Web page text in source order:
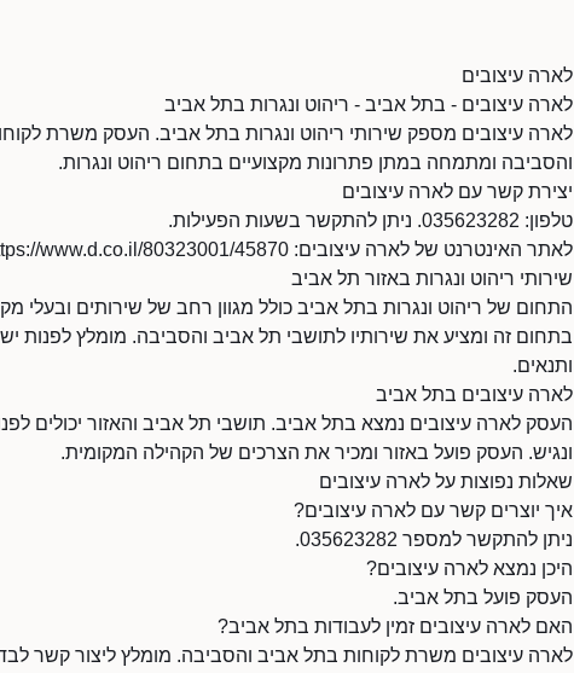
לארה עיצובים
לארה עיצובים - בתל אביב - ריהוט ונגרות בתל אביב
לארה עיצובים מספק שירותי ריהוט ונגרות בתל אביב. העסק משרת
והסביבה ומתמחה במתן פתרונות מקצועיים בתחום ריהוט ונגרות.
יצירת קשר עם לארה עיצובים
טלפון: 035623282. ניתן להתקשר בשעות הפעילות.
לאתר האינטרנט של לארה עיצובים: https://www.d.co.il/80323001/45870/
שירותי ריהוט ונגרות באזור תל אביב
התחום של ריהוט ונגרות בתל אביב כולל מגוון רחב של שירותים ובעלי
בתחום זה ומציע את שירותיו לתושבי תל אביב והסביבה. מומלץ לפנות
ותנאים.
לארה עיצובים בתל אביב
העסק לארה עיצובים נמצא בתל אביב. תושבי תל אביב והאזור יכולים
ונגיש. העסק פועל באזור ומכיר את הצרכים של הקהילה המקומית.
שאלות נפוצות על לארה עיצובים
איך יוצרים קשר עם לארה עיצובים?
ניתן להתקשר למספר 035623282.
היכן נמצא לארה עיצובים?
העסק פועל בתל אביב.
האם לארה עיצובים זמין לעבודות בתל אביב?
לארה עיצובים משרת לקוחות בתל אביב והסביבה. מומלץ ליצור קשר